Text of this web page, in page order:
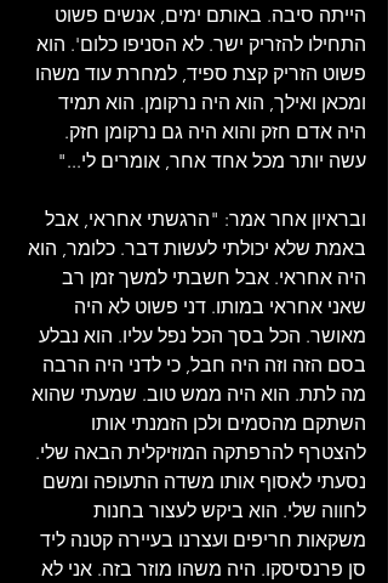
הייתה סיבה. באותם ימים, אנשים פשוט
התחילו להזריק ישר. לא הסניפו כלום'. הוא
פשוט הזריק קצת ספיד, למחרת עוד משהו
ומכאן ואילך, הוא היה נרקומן. הוא תמיד
היה אדם חזק והוא היה גם נרקומן חזק.
עשה יותר מכל אחד אחר, אומרים לי..."
ובראיון אחר אמר: "הרגשתי אחראי, אבל
באמת שלא יכולתי לעשות דבר. כלומר, הוא
היה אחראי. אבל חשבתי למשך זמן רב
שאני אחראי במותו. דני פשוט לא היה
מאושר. הכל בסך הכל נפל עליו. הוא נבלע
בסם הזה וזה היה חבל, כי לדני היה הרבה
מה לתת. הוא היה ממש טוב. שמעתי שהוא
השתקם מהסמים ולכן הזמנתי אותו
להצטרף להרפתקה המוזיקלית הבאה שלי.
נסעתי לאסוף אותו משדה התעופה ומשם
לחווה שלי. הוא ביקש לעצור בחנות
משקאות חריפים ועצרנו בעיירה קטנה ליד
סן פרנסיסקו. היה משהו מוזר בזה. אני לא